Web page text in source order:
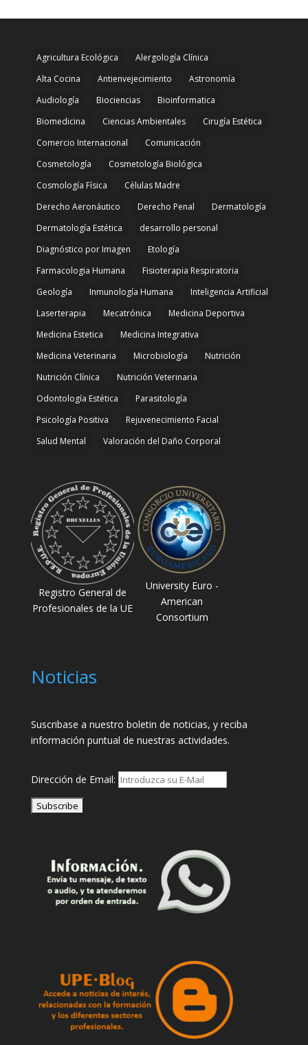
Agricultura Ecológica
Alergología Clínica
Alta Cocina
Antienvejecimiento
Astronomía
Audiología
Biociencias
Bioinformatica
Biomedicina
Ciencias Ambientales
Cirugía Estética
Comercio Internacional
Comunicación
Cosmetología
Cosmetología Biológica
Cosmología Física
Células Madre
Derecho Aeronáutico
Derecho Penal
Dermatología
Dermatología Estética
desarrollo personal
Diagnóstico por Imagen
Etología
Farmacologia Humana
Fisioterapia Respiratoria
Geología
Inmunología Humana
Inteligencia Artificial
Laserterapia
Mecatrónica
Medicina Deportiva
Medicina Estetica
Medicina Integrativa
Medicina Veterinaria
Microbiología
Nutrición
Nutrición Clínica
Nutrición Veterinaria
Odontología Estética
Parasitología
Psicología Positiva
Rejuvenecimiento Facial
Salud Mental
Valoración del Daño Corporal
Registro General de
Profesionales de la UE
University Euro -
American
Consortium
Noticias
Suscribase a nuestro boletin de noticias, y reciba
información puntual de nuestras actividades.
Dirección de Email: